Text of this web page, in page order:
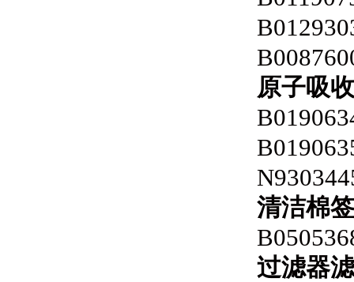
原子吸
清洁棉签
过滤器